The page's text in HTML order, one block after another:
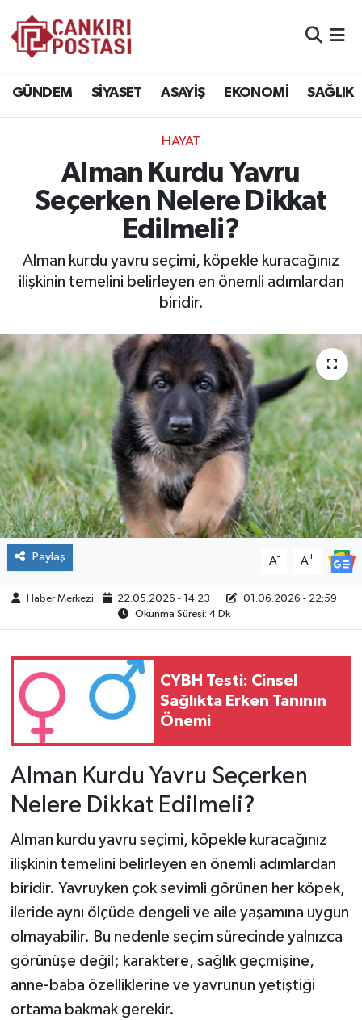
GÜNDEM SİYASET ASAYİŞ EKONOMİ SAĞLIK
HAYAT
Alman Kurdu Yavru
Seçerken Nelere Dikkat
Edilmeli?
Alman kurdu yavru seçimi, köpekle kuracağınız
ilişkinin temelini belirleyen en önemli adımlardan
biridir.
Paylaş A- A+
Haber Merkezi 22.05.2026 - 14:23
01.06.2026 - 22:59
Okunma Süresi: 4 Dk
CYBH Testi: Cinsel
Sağlıkta Erken Tanının
Önemi
Alman Kurdu Yavru Seçerken
Nelere Dikkat Edilmeli?
Alman kurdu yavru seçimi, köpekle kuracağınız
ilişkinin temelini belirleyen en önemli adımlardan
biridir. Yavruyken çok sevimli görünen her köpek,
ileride aynı ölçüde dengeli ve aile yaşamına uygun
olmayabilir. Bu nedenle seçim sürecinde yalnızca
görünüşe değil; karaktere, sağlık geçmişine,
anne-baba özelliklerine ve yavrunun yetiştiği
ortama bakmak gerekir.
EKONOMİ
SPOR
YAŞAM
ÇEVRE
İLÇELER
RESMİ İLANLAR
KÜLTÜR
TURİZM
MAGAZİN
BİLİM&TEKNOLOJİ
BÖLGE
DÜNYA
Trafik Durumu
Süper Lig Puan Durumu ve Fikstür
Tüm Manşetler
Son Dakika Haberleri
Haber Arşivi